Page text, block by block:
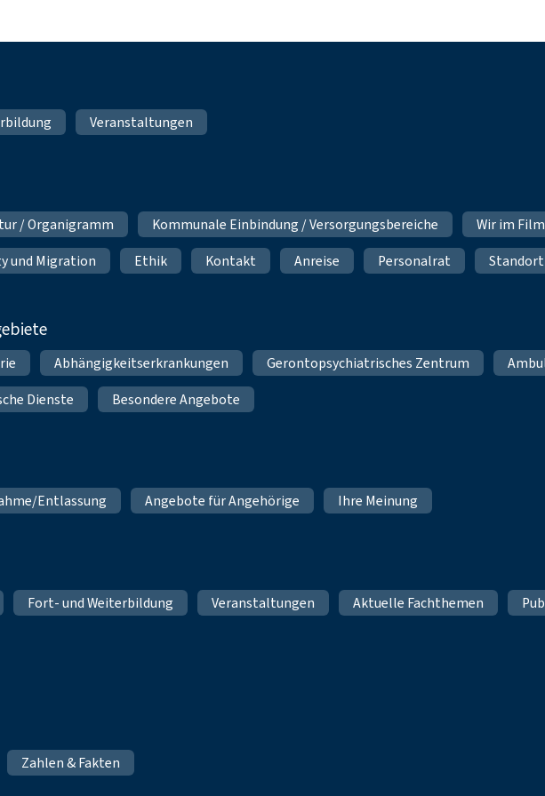
Veranstaltungen
/ Organigramm Kommunale Einbindung / Versorgungsbereiche Wir im Film
und Migration Ethik Kontakt Anreise Personalrat
Abhängigkeitserkrankungen Gerontopsychiatrisches Zentrum
Dienste Besondere Angebote
Entlassung Angebote für Angehörige Ihre Meinung
Fort- und Weiterbildung Veranstaltungen Aktuelle Fachthemen
Zahlen & Fakten